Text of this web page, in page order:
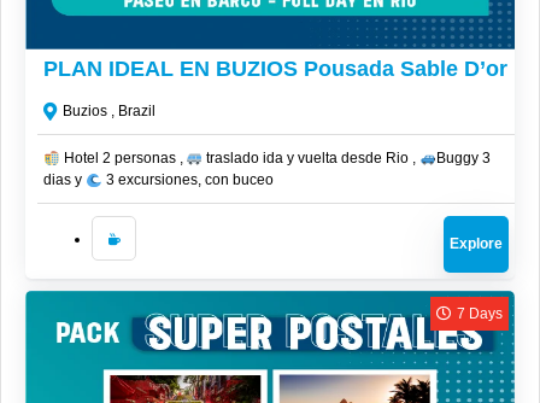
PLAN IDEAL EN BUZIOS Pousada Sable D’or
Buzios , Brazil
Hotel 2 personas , traslado ida y vuelta desde Rio ,
Buggy 3
dias y
3 excursiones, con buceo
Explore
7 Days